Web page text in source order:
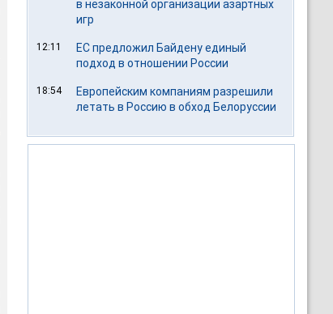
в незаконной организации азартных
игр
12:11
ЕС предложил Байдену единый
подход в отношении России
18:54
Европейским компаниям разрешили
летать в Россию в обход Белоруссии